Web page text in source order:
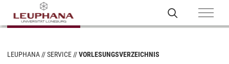
LEUPHANA SERVICE VORLESUNGSVERZEICHNIS